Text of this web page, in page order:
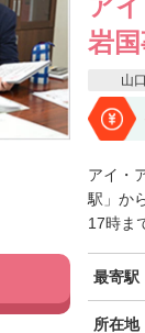
ア
岩
山
アイ・
駅」か
17時ま
最寄駅
所在地